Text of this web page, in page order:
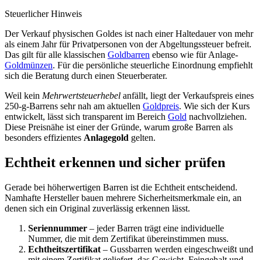
Steuerlicher Hinweis
Der Verkauf physischen Goldes ist nach einer Haltedauer von mehr
als einem Jahr für Privatpersonen von der Abgeltungssteuer befreit.
Das gilt für alle klassischen Goldbarren ebenso wie für Anlage-
Goldmünzen. Für die persönliche steuerliche Einordnung empfiehlt
sich die Beratung durch einen Steuerberater.
Weil kein Mehrwertsteuerhebel anfällt, liegt der Verkaufspreis eines
250-g-Barrens sehr nah am aktuellen Goldpreis. Wie sich der Kurs
entwickelt, lässt sich transparent im Bereich Gold nachvollziehen.
Diese Preisnähe ist einer der Gründe, warum große Barren als
besonders effizientes Anlagegold gelten.
Echtheit erkennen und sicher prüfen
Gerade bei höherwertigen Barren ist die Echtheit entscheidend.
Namhafte Hersteller bauen mehrere Sicherheitsmerkmale ein, an
denen sich ein Original zuverlässig erkennen lässt.
Seriennummer – jeder Barren trägt eine individuelle
Nummer, die mit dem Zertifikat übereinstimmen muss.
Echtheitszertifikat – Gussbarren werden eingeschweißt und